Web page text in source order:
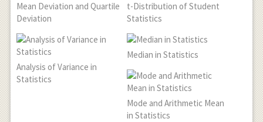
Mean Deviation and Quartile
Deviation
t-Distribution of Student
Statistics
Analysis of Variance in
Statistics
Median in Statistics
Mode and Arithmetic Mean
in Statistics